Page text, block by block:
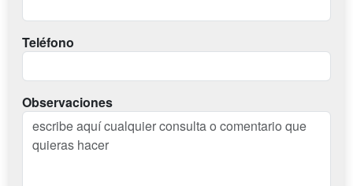
Teléfono
Observaciones